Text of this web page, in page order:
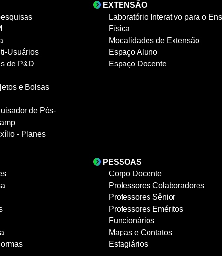
Usuários
de P&D
e Bolsas
de Pós-
- Planes
EXTENSÃO
Laboratório Interativo para o
Física
Modalidades de Extensão
Espaço Aluno
Espaço Docente
PESSOAS
Corpo Docente
Professores Colaboradores
Professores Sênior
Professores Eméritos
Funcionários
Mapas e Contatos
Estagiários